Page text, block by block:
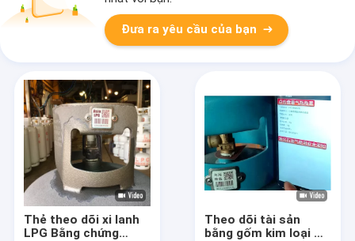
Đưa ra yêu cầu của bạn
Thẻ theo dõi xi lanh
LPG Bằng chứng
Theo dõi tài sản
bằng gốm kim loại Mã